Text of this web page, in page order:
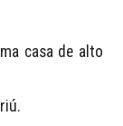
casa de alto